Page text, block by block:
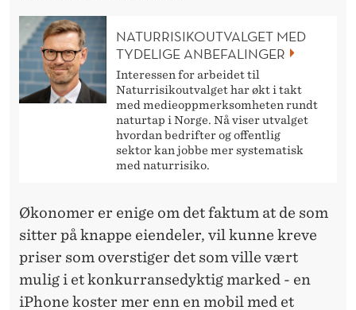
NATURRISIKOUTVALGET MED
TYDELIGE ANBEFALINGER
Interessen for arbeidet til
Naturrisikoutvalget har økt i takt
med medieoppmerksomheten rundt
naturtap i Norge. Nå viser utvalget
hvordan bedrifter og offentlig
sektor kan jobbe mer systematisk
med naturrisiko.
Økonomer er enige om det faktum at de som
sitter på knappe eiendeler, vil kunne kreve
priser som overstiger det som ville vært
mulig i et konkurransedyktig marked - en
iPhone koster mer enn en mobil med et